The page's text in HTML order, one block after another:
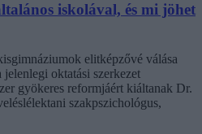
iskolával, és mi jöhet
elitképzővé válása
oktatási szerkezet
gyökeres reformjáért kiáltanak Dr.
szakpszichológus,